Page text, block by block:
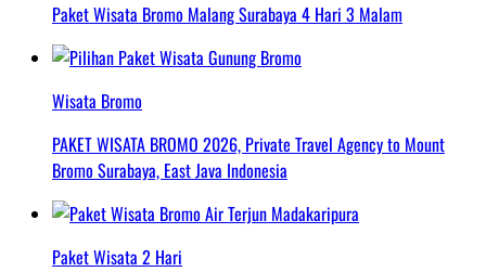
Paket Wisata Bromo Malang Surabaya 4 Hari 3 Malam
Wisata Bromo
PAKET WISATA BROMO 2026, Private Travel Agency to Mount
Bromo Surabaya, East Java Indonesia
Paket Wisata 2 Hari